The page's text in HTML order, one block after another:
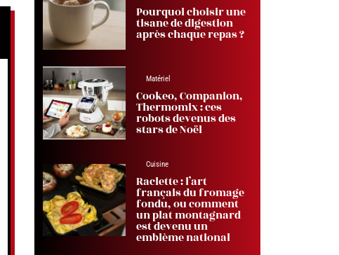
Pourquoi choisir une
tisane de digestion
après chaque repas ?
Matériel
Cookeo, Companion,
Thermomix : ces
robots devenus des
stars de Noël
Cuisine
Raclette : l’art
français du fromage
fondu, ou comment
un plat montagnard
est devenu un
emblème national